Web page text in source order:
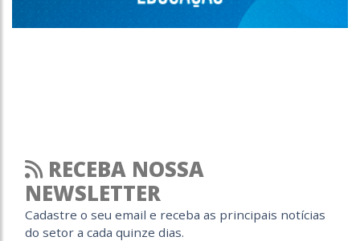
RECEBA NOSSA
NEWSLETTER
Cadastre o seu email e receba as principais notícias
do setor a cada quinze dias.